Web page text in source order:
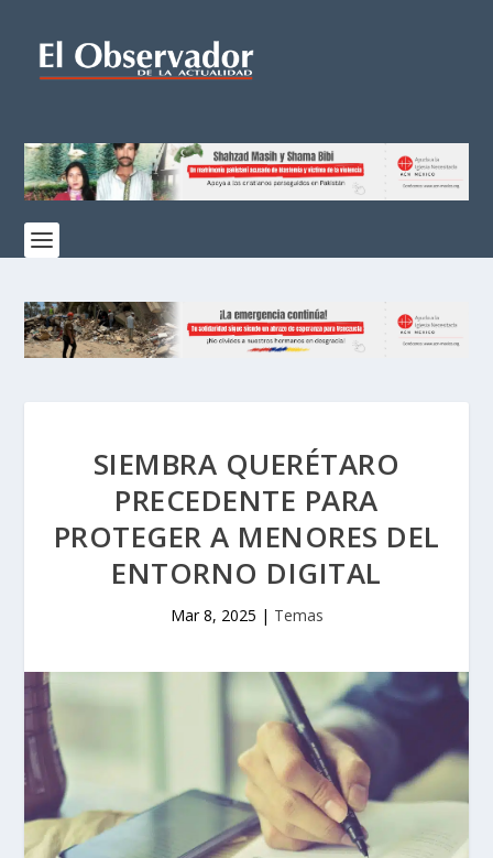
SIEMBRA QUERÉTARO
PRECEDENTE PARA
PROTEGER A MENORES DEL
ENTORNO DIGITAL
Mar 8, 2025 | Temas